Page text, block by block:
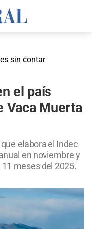
sin contar
el país
Vaca Muerta
elabora el Indec
en noviembre y
meses del 2025.